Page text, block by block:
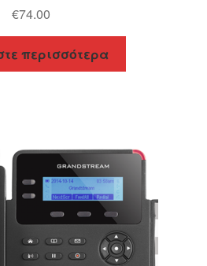
€74.00
περισσότερα